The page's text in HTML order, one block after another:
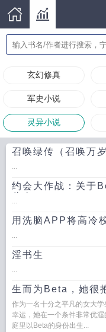
玄幻修真
军史小说
灵异小说
召唤绿传（召唤万
...
约会大作战：关于
...
用洗脑APP将高冷
...
淫书生
...
生而为Beta，她很
作为一名十分之平凡的女大
幸运，她在一个条件非常优
庭里以Beta的身份出生...